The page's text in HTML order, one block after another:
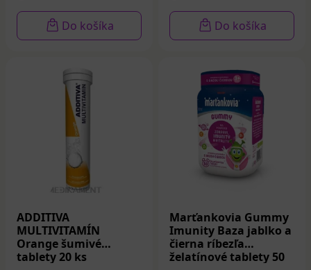
Do košíka Do košíka
ADDITIVA
MULTIVITAMÍN
Orange šumivé
tablety 20 ks
Marťankovia Gummy
Imunity Baza jablko a
čierna ríbezľa
želatínové tablety 50